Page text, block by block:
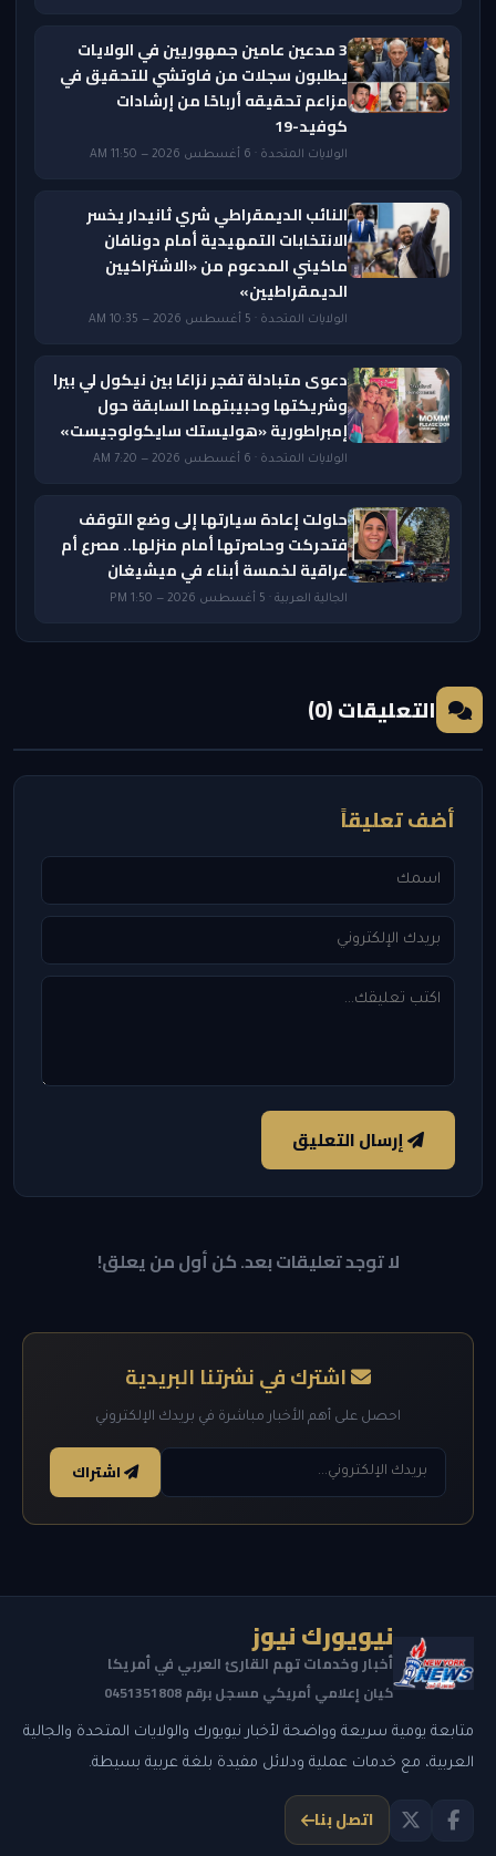
3 مدعين عامين جمهوريين في الولايات
يطلبون سجلات من فاوتشي للتحقيق في
مزاعم تحقيقه أرباحًا من إرشادات
كوفيد-19
الولايات المتحدة · 6 أغسطس 2026 — 11:50 AM
النائب الديمقراطي شري ثانيدار يخسر
الانتخابات التمهيدية أمام دونافان
ماكيني المدعوم من «الاشتراكيين
الديمقراطيين»
الولايات المتحدة · 5 أغسطس 2026 — 10:35 AM
دعوى متبادلة تفجر نزاعًا بين نيكول لي بيرا
وشريكتها وحبيبتهما السابقة حول
إمبراطورية «هوليستك سايكولوجيست»
الولايات المتحدة · 6 أغسطس 2026 — 7:20 AM
حاولت إعادة سيارتها إلى وضع التوقف
فتحركت وحاصرتها أمام منزلها.. مصرع أم
عراقية لخمسة أبناء في ميشيغان
الجالية العربية · 5 أغسطس 2026 — 1:50 PM
التعليقات (0)
أضف تعليقاً
إرسال التعليق
لا توجد تعليقات بعد. كن أول من يعلق!
اشترك في نشرتنا البريدية
احصل على أهم الأخبار مباشرة في بريدك الإلكتروني
اشتراك
نيويورك نيوز
أخبار وخدمات تهم القارئ العربي في أمريكا
كيان إعلامي أمريكي مسجل برقم 0451351808
متابعة يومية سريعة وواضحة لأخبار نيويورك والولايات المتحدة والجالية
العربية، مع خدمات عملية ودلائل مفيدة بلغة عربية بسيطة.
اتصل بنا